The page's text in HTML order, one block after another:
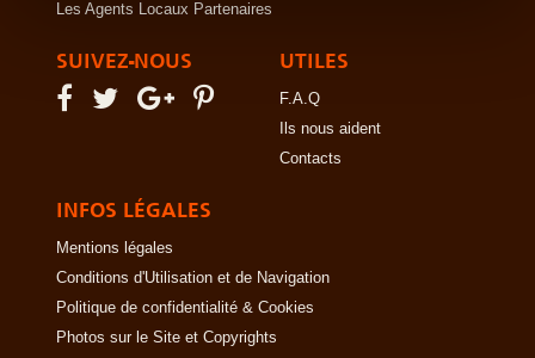
Les Agents Locaux Partenaires
SUIVEZ-NOUS UTILES
F.A.Q
Ils nous aident
Contacts
INFOS LÉGALES
Mentions légales
Conditions d'Utilisation et de Navigation
Politique de confidentialité & Cookies
Photos sur le Site et Copyrights